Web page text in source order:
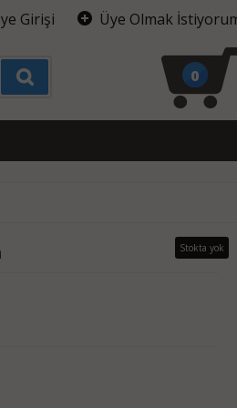
Girişi Üye Olmak
0
Stokta yok